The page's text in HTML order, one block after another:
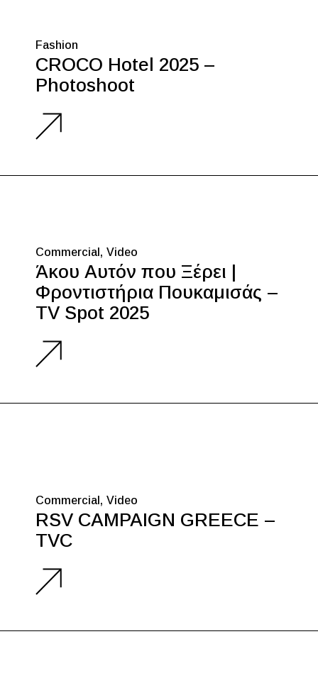
Fashion
CROCO Hotel 2025 –
Photoshoot
Commercial Video
Άκου Αυτόν που Ξέρει |
Φροντιστήρια Πουκαμισάς –
TV Spot 2025
Commercial Video
RSV CAMPAIGN GREECE –
TVC